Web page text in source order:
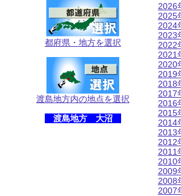
都府県・地方を選択
渡島地方内の地点を選択
渡島地方 大沼
2026
2025
2024
2023
2022
2021
2020
2019
2018
2017
2016
2015
2014
2013
2012
2011
2010
2009
2008
2007